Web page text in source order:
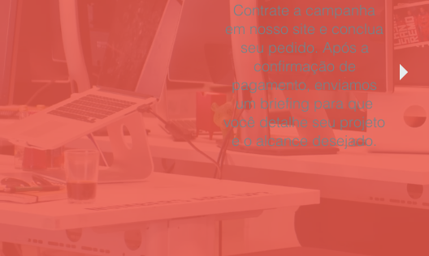
Contrate a campanha
em nosso site e conclua
seu pedido. Após a
confirmação de
pagamento, enviamos
um briefing para que
você detalhe seu projeto
e o alcance desejado.